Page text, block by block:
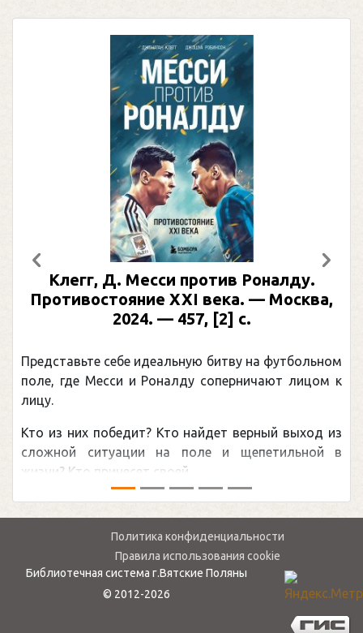
Д. Месси против Роналду.
XXI века. — Москва,
2024. — 457, [2] с.
себе идеальную битву на футбольном
где Месси и Роналду соперничают лицом к
них победит? Кто найдет верный выход из
ситуации на поле и щепетильной в
Кто принесет своей ...
Предыдущий
Политика конфиденциальности
Правила использования cookie
Библиотечная система г.Вятские Поляны
© 2012-2026